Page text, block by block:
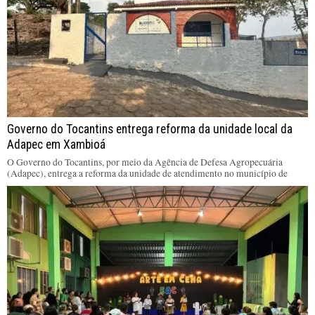
Governo do Tocantins entrega reforma da unidade local da
Adapec em Xambioá
O Governo do Tocantins, por meio da Agência de Defesa Agropecuária
(Adapec), entrega a reforma da unidade de atendimento no município de